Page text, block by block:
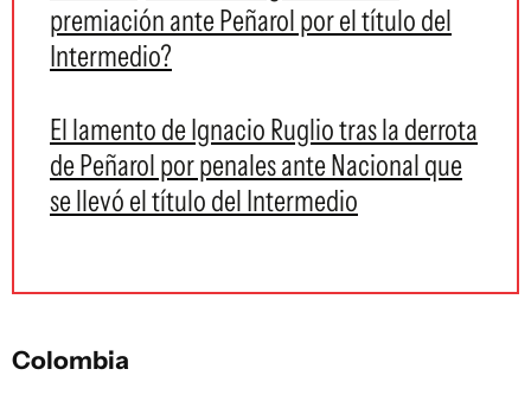
premiación ante Peñarol por el título del
Intermedio?
El lamento de Ignacio Ruglio tras la derrota
de Peñarol por penales ante Nacional que
se llevó el título del Intermedio
Colombia